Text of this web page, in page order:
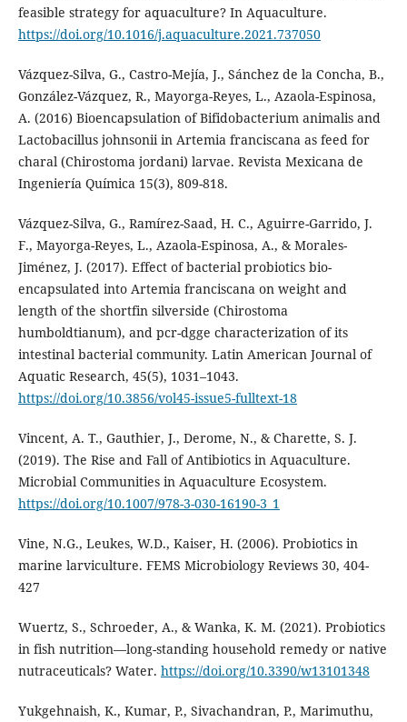
feasible strategy for aquaculture? In Aquaculture.
https://doi.org/10.1016/j.aquaculture.2021.737050
Vázquez-Silva, G., Castro-Mejía, J., Sánchez de la Concha, B.,
González-Vázquez, R., Mayorga-Reyes, L., Azaola-Espinosa,
A. (2016) Bioencapsulation of Bifidobacterium animalis and
Lactobacillus johnsonii in Artemia franciscana as feed for
charal (Chirostoma jordani) larvae. Revista Mexicana de
Ingeniería Química 15(3), 809-818.
Vázquez-Silva, G., Ramírez-Saad, H. C., Aguirre-Garrido, J.
F., Mayorga-Reyes, L., Azaola-Espinosa, A., & Morales-
Jiménez, J. (2017). Effect of bacterial probiotics bio-
encapsulated into Artemia franciscana on weight and
length of the shortfin silverside (Chirostoma
humboldtianum), and pcr-dgge characterization of its
intestinal bacterial community. Latin American Journal of
Aquatic Research, 45(5), 1031–1043.
https://doi.org/10.3856/vol45-issue5-fulltext-18
Vincent, A. T., Gauthier, J., Derome, N., & Charette, S. J.
(2019). The Rise and Fall of Antibiotics in Aquaculture.
Microbial Communities in Aquaculture Ecosystem.
https://doi.org/10.1007/978-3-030-16190-3_1
Vine, N.G., Leukes, W.D., Kaiser, H. (2006). Probiotics in
marine larviculture. FEMS Microbiology Reviews 30, 404-
427
Wuertz, S., Schroeder, A., & Wanka, K. M. (2021). Probiotics
in fish nutrition—long-standing household remedy or native
nutraceuticals? Water. https://doi.org/10.3390/w13101348
Yukgehnaish, K., Kumar, P., Sivachandran, P., Marimuthu,